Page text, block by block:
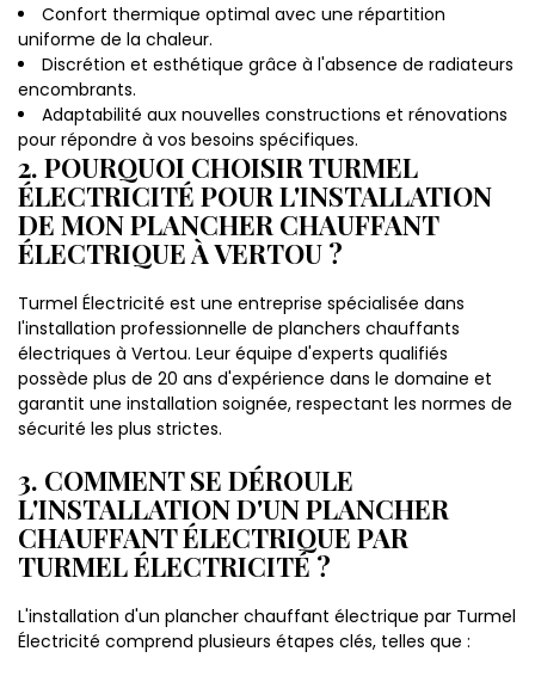
Confort thermique optimal avec une répartition
uniforme de la chaleur.
Discrétion et esthétique grâce à l'absence de radiateurs
encombrants.
Adaptabilité aux nouvelles constructions et rénovations
pour répondre à vos besoins spécifiques.
2. POURQUOI CHOISIR TURMEL
ÉLECTRICITÉ POUR L'INSTALLATION
DE MON PLANCHER CHAUFFANT
ÉLECTRIQUE À VERTOU ?
Turmel Électricité est une entreprise spécialisée dans
l'installation professionnelle de planchers chauffants
électriques à Vertou. Leur équipe d'experts qualifiés
possède plus de 20 ans d'expérience dans le domaine et
garantit une installation soignée, respectant les normes de
sécurité les plus strictes.
3. COMMENT SE DÉROULE
L'INSTALLATION D'UN PLANCHER
CHAUFFANT ÉLECTRIQUE PAR
TURMEL ÉLECTRICITÉ ?
L'installation d'un plancher chauffant électrique par Turmel
Électricité comprend plusieurs étapes clés, telles que :